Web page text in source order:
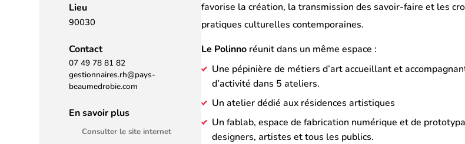
favorise la création, la transmission des savoir-faire et les
pratiques culturelles contemporaines.
Le Polinno réunit dans un même espace :
Une pépinière de métiers d’art accueillant et
d’activité dans 5 ateliers.
Un atelier dédié aux résidences artistiques
Un fablab, espace de fabrication numérique et de
designers, artistes et tous les publics.
Lieu
90030
Contact
07 49 78 81 82
gestionnaires.rh@pays-
beaumedrobie.com
En savoir plus
Consulter le site internet